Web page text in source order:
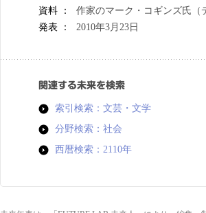
資料 ：
作家のマーク・コギンズ氏（
発表 ：
2010年3月23日
関連する未来を検索
索引検索：文芸・文学
分野検索：社会
西暦検索：2110年